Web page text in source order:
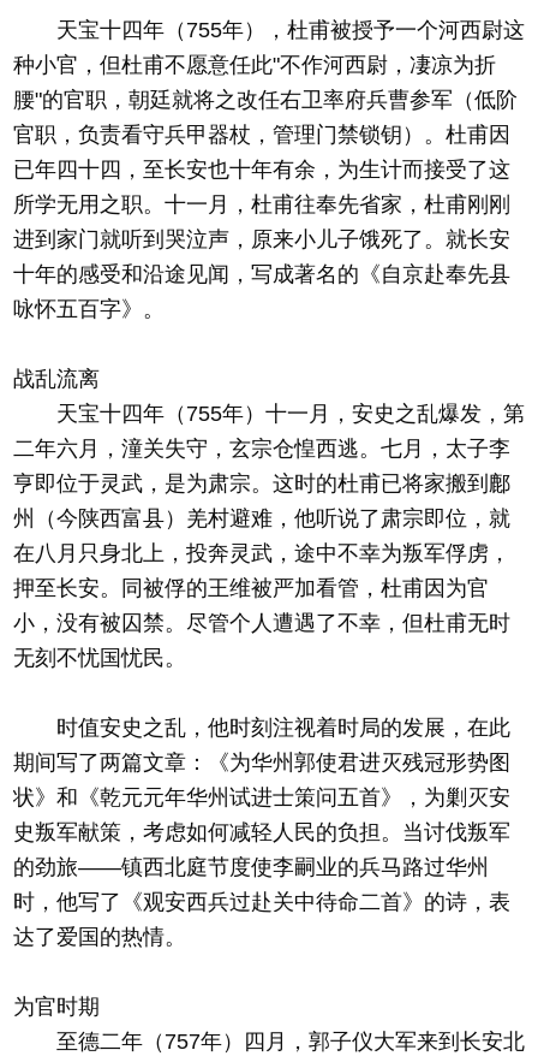
天宝十四年（755年），杜甫被授予一个河西尉这
种小官，但杜甫不愿意任此"不作河西尉，凄凉为折
腰"的官职，朝廷就将之改任右卫率府兵曹参军（低阶
官职，负责看守兵甲器杖，管理门禁锁钥）。杜甫因
已年四十四，至长安也十年有余，为生计而接受了这
所学无用之职。十一月，杜甫往奉先省家，杜甫刚刚
进到家门就听到哭泣声，原来小儿子饿死了。就长安
十年的感受和沿途见闻，写成著名的《自京赴奉先县
咏怀五百字》。
战乱流离
天宝十四年（755年）十一月，安史之乱爆发，第
二年六月，潼关失守，玄宗仓惶西逃。七月，太子李
亨即位于灵武，是为肃宗。这时的杜甫已将家搬到鄜
州（今陕西富县）羌村避难，他听说了肃宗即位，就
在八月只身北上，投奔灵武，途中不幸为叛军俘虏，
押至长安。同被俘的王维被严加看管，杜甫因为官
小，没有被囚禁。尽管个人遭遇了不幸，但杜甫无时
无刻不忧国忧民。
时值安史之乱，他时刻注视着时局的发展，在此
期间写了两篇文章：《为华州郭使君进灭残冠形势图
状》和《乾元元年华州试进士策问五首》，为剿灭安
史叛军献策，考虑如何减轻人民的负担。当讨伐叛军
的劲旅——镇西北庭节度使李嗣业的兵马路过华州
时，他写了《观安西兵过赴关中待命二首》的诗，表
达了爱国的热情。
为官时期
至德二年（757年）四月，郭子仪大军来到长安北